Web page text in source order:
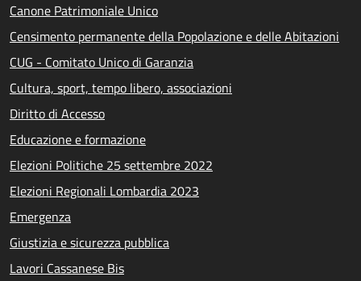
Canone Patrimoniale Unico
Censimento permanente della Popolazione e delle Abitazioni
CUG - Comitato Unico di Garanzia
Cultura, sport, tempo libero, associazioni
Diritto di Accesso
Educazione e formazione
Elezioni Politiche 25 settembre 2022
Elezioni Regionali Lombardia 2023
Emergenza
Giustizia e sicurezza pubblica
Lavori Cassanese Bis